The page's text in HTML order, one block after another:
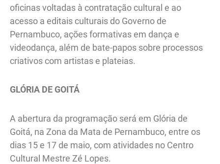
oficinas voltadas à contratação cultural e ao
acesso a editais culturais do Governo de
Pernambuco, ações formativas em dança e
videodança, além de bate-papos sobre processos
criativos com artistas e plateias.
GLÓRIA DE GOITÁ
A abertura da programação será em Glória de
Goitá, na Zona da Mata de Pernambuco, entre os
dias 15 e 17 de maio, com atividades no Centro
Cultural Mestre Zé Lopes.